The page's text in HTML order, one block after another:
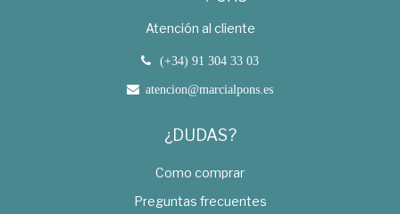
Atención al cliente
(+34) 91 304 33 03
atencion@marcialpons.es
¿DUDAS?
Como comprar
Preguntas frecuentes